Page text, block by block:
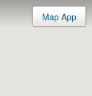
Map App